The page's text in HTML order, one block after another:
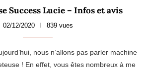
Success Lucie – Infos et avis
02/12/2020 839 vues
nous n’allons pas parler machine
! En effet, vous êtes nombreux à me